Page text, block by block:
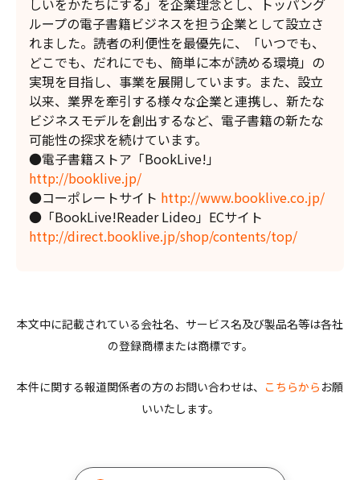
しいをかたちにする」を企業理念とし、トッパング
ループの電子書籍ビジネスを担う企業として設立さ
れました。読者の利便性を最優先に、「いつでも、
どこでも、だれにでも、簡単に本が読める環境」の
実現を目指し、事業を展開しています。また、設立
以来、業界を牽引する様々な企業と連携し、新たな
ビジネスモデルを創出するなど、電子書籍の新たな
可能性の探求を続けています。
●電子書籍ストア「BookLive!」
http://booklive.jp/
●コーポレートサイト http://www.booklive.co.jp/
●「BookLive!Reader Lideo」ECサイト
http://direct.booklive.jp/shop/contents/top/
本文中に記載されている会社名、サービス名及び製品名等は各社
の登録商標または商標です。
本件に関する報道関係者の方のお問い合わせは、 こちらから お願
いいたします。